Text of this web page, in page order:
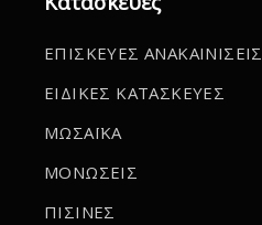
ΕΠΙΣΚΕΥΕΣ ΑΝΑΚΑΙΝΙΣΕΙΣ
ΕΙΔΙΚΕΣ ΚΑΤΑΣΚΕΥΕΣ
ΜΩΣΑΪΚΑ
ΜΟΝΩΣΕΙΣ
ΠΙΣΙΝΕΣ